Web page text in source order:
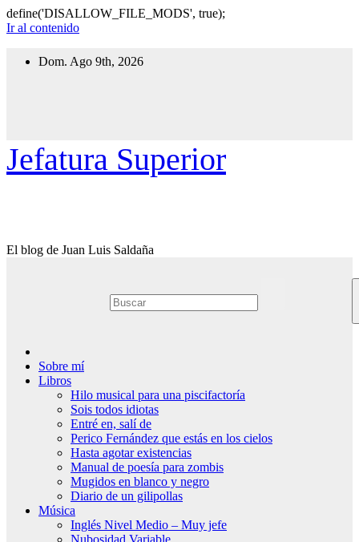
define('DISALLOW_FILE_MODS', true);
Ir al contenido
Dom. Ago 9th, 2026
Jefatura Superior
El blog de Juan Luis Saldaña
Sobre mí
Libros
Hilo musical para una piscifactoría
Sois todos idiotas
Entré en, salí de
Perico Fernández que estás en los cielos
Hasta agotar existencias
Manual de poesía para zombis
Mugidos en blanco y negro
Diario de un gilipollas
Música
Inglés Nivel Medio – Muy jefe
Nubosidad Variable